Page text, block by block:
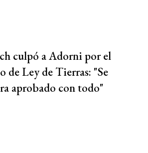
culpó a Adorni por el
de Ley de Tierras: "Se
aprobado con todo"